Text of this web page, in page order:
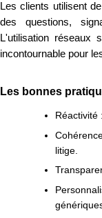
Les clients utilisent
des questions,
L'utilisation réseaux
incontournable pour
Les bonnes
Réactivité
litige.